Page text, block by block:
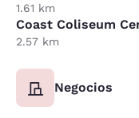
1.61 km
Coast Coliseum
2.57 km
Negocios